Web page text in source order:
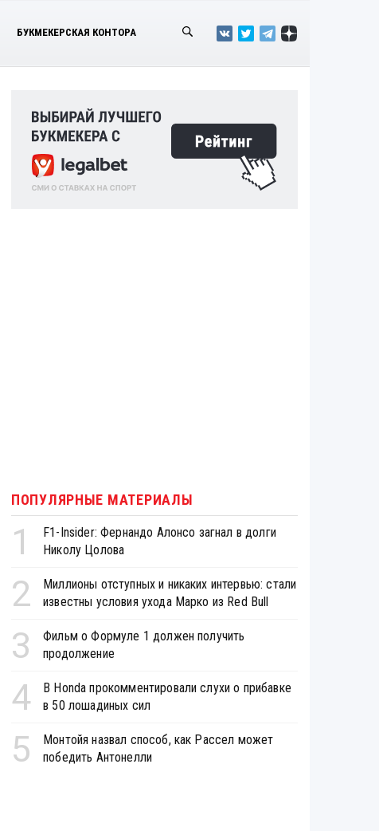
БУКМЕКЕРСКАЯ КОНТОРА
ПОПУЛЯРНЫЕ МАТЕРИАЛЫ
1
F1-Insider: Фернандо Алонсо загнал в долги
Николу Цолова
2
Миллионы отступных и никаких интервью: стали
известны условия ухода Марко из Red Bull
3
Фильм о Формуле 1 должен получить
продолжение
4
В Honda прокомментировали слухи о прибавке
в 50 лошадиных сил
5
Монтойя назвал способ, как Рассел может
победить Антонелли